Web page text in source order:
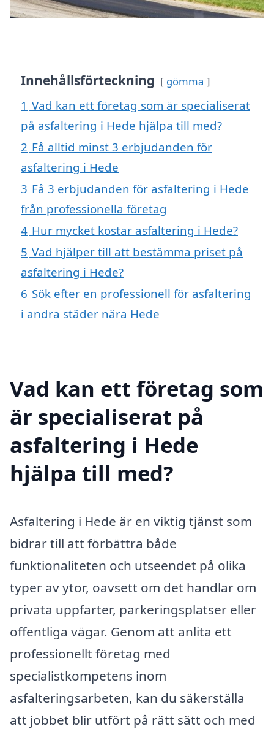
Innehållsförteckning gömma
1 Vad kan ett företag som är specialiserat
på asfaltering i Hede hjälpa till med?
2 Få alltid minst 3 erbjudanden för
asfaltering i Hede
3 Få 3 erbjudanden för asfaltering i Hede
från professionella företag
4 Hur mycket kostar asfaltering i Hede?
5 Vad hjälper till att bestämma priset på
asfaltering i Hede?
6 Sök efter en professionell för asfaltering
i andra städer nära Hede
Vad kan ett företag som
är specialiserat på
asfaltering i Hede
hjälpa till med?
Asfaltering i Hede är en viktig tjänst som
bidrar till att förbättra både
funktionaliteten och utseendet på olika
typer av ytor, oavsett om det handlar om
privata uppfarter, parkeringsplatser eller
offentliga vägar. Genom att anlita ett
professionellt företag med
specialistkompetens inom
asfalteringsarbeten, kan du säkerställa
att jobbet blir utfört på rätt sätt och med